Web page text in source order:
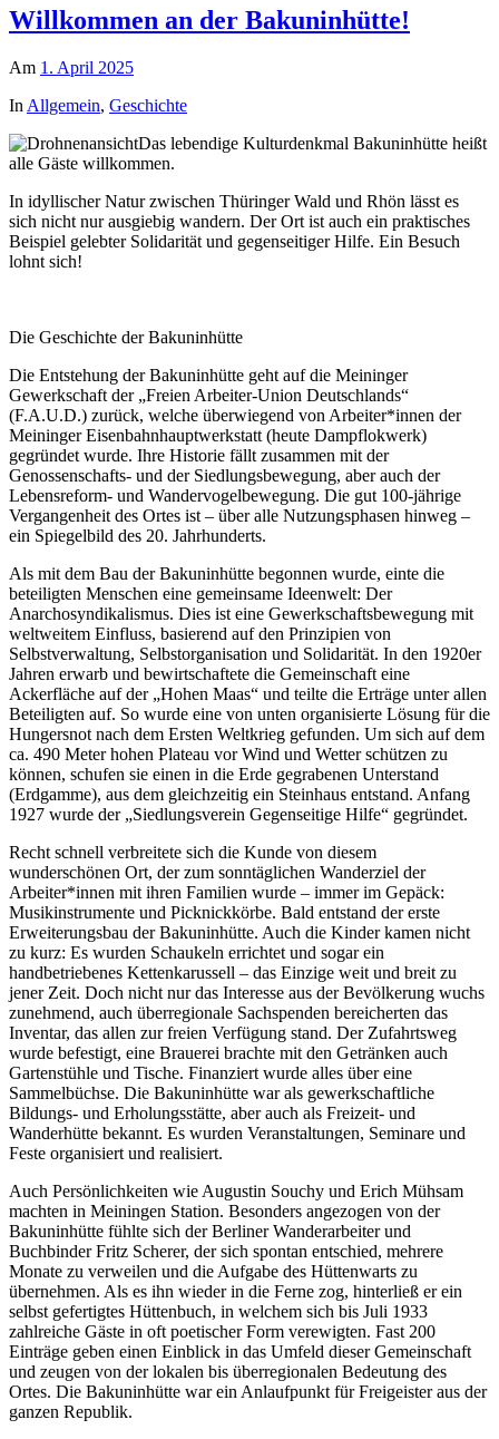
Willkommen an der Bakuninhütte!
Am 1. April 2025
In Allgemein, Geschichte
Das lebendige Kulturdenkmal Bakuninhütte heißt
alle Gäste willkommen.
In idyllischer Natur zwischen Thüringer Wald und Rhön lässt es
sich nicht nur ausgiebig wandern. Der Ort ist auch ein praktisches
Beispiel gelebter Solidarität und gegenseitiger Hilfe. Ein Besuch
lohnt sich!
Die Geschichte der Bakuninhütte
Die Entstehung der Bakuninhütte geht auf die Meininger
Gewerkschaft der „Freien Arbeiter-Union Deutschlands“
(F.A.U.D.) zurück, welche überwiegend von Arbeiter*innen der
Meininger Eisenbahnhauptwerkstatt (heute Dampflokwerk)
gegründet wurde. Ihre Historie fällt zusammen mit der
Genossenschafts- und der Siedlungsbewegung, aber auch der
Lebensreform- und Wandervogelbewegung. Die gut 100-jährige
Vergangenheit des Ortes ist – über alle Nutzungsphasen hinweg –
ein Spiegelbild des 20. Jahrhunderts.
Als mit dem Bau der Bakuninhütte begonnen wurde, einte die
beteiligten Menschen eine gemeinsame Ideenwelt: Der
Anarchosyndikalismus. Dies ist eine Gewerkschaftsbewegung mit
weltweitem Einfluss, basierend auf den Prinzipien von
Selbstverwaltung, Selbstorganisation und Solidarität. In den 1920er
Jahren erwarb und bewirtschaftete die Gemeinschaft eine
Ackerfläche auf der „Hohen Maas“ und teilte die Erträge unter allen
Beteiligten auf. So wurde eine von unten organisierte Lösung für die
Hungersnot nach dem Ersten Weltkrieg gefunden. Um sich auf dem
ca. 490 Meter hohen Plateau vor Wind und Wetter schützen zu
können, schufen sie einen in die Erde gegrabenen Unterstand
(Erdgamme), aus dem gleichzeitig ein Steinhaus entstand. Anfang
1927 wurde der „Siedlungsverein Gegenseitige Hilfe“ gegründet.
Recht schnell verbreitete sich die Kunde von diesem
wunderschönen Ort, der zum sonntäglichen Wanderziel der
Arbeiter*innen mit ihren Familien wurde – immer im Gepäck:
Musikinstrumente und Picknickkörbe. Bald entstand der erste
Erweiterungsbau der Bakuninhütte. Auch die Kinder kamen nicht
zu kurz: Es wurden Schaukeln errichtet und sogar ein
handbetriebenes Kettenkarussell – das Einzige weit und breit zu
jener Zeit. Doch nicht nur das Interesse aus der Bevölkerung wuchs
zunehmend, auch überregionale Sachspenden bereicherten das
Inventar, das allen zur freien Verfügung stand. Der Zufahrtsweg
wurde befestigt, eine Brauerei brachte mit den Getränken auch
Gartenstühle und Tische. Finanziert wurde alles über eine
Sammelbüchse. Die Bakuninhütte war als gewerkschaftliche
Bildungs- und Erholungsstätte, aber auch als Freizeit- und
Wanderhütte bekannt. Es wurden Veranstaltungen, Seminare und
Feste organisiert und realisiert.
Auch Persönlichkeiten wie Augustin Souchy und Erich Mühsam
machten in Meiningen Station. Besonders angezogen von der
Bakuninhütte fühlte sich der Berliner Wanderarbeiter und
Buchbinder Fritz Scherer, der sich spontan entschied, mehrere
Monate zu verweilen und die Aufgabe des Hüttenwarts zu
übernehmen. Als es ihn wieder in die Ferne zog, hinterließ er ein
selbst gefertigtes Hüttenbuch, in welchem sich bis Juli 1933
zahlreiche Gäste in oft poetischer Form verewigten. Fast 200
Einträge geben einen Einblick in das Umfeld dieser Gemeinschaft
und zeugen von der lokalen bis überregionalen Bedeutung des
Ortes. Die Bakuninhütte war ein Anlaufpunkt für Freigeister aus der
ganzen Republik.